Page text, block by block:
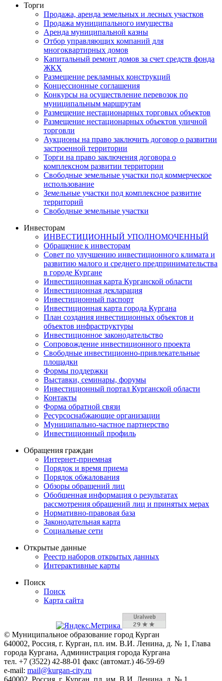
Торги
Продажа, аренда земельных и лесных участков
Продажа муниципального имущества
Аренда муниципальной казны
Отбор управляющих компаний для
многоквартирных домов
Капитальный ремонт домов за счет средств фонда
ЖКХ
Размещение рекламных конструкций
Концессионные соглашения
Конкурсы на осуществление перевозок по
муниципальным маршрутам
Размещение нестационарных торговых объектов
Размещение нестационарных объектов уличной
торговли
Аукционы на право заключить договор о развитии
застроенной территории
Торги на право заключения договора о
комплексном развитии территории
Свободные земельные участки под коммерческое
использование
Земельные участки под комплексное развитие
территорий
Свободные земельные участки
Инвесторам
ИНВЕСТИЦИОННЫЙ УПОЛНОМОЧЕННЫЙ
Обращение к инвесторам
Совет по улучшению инвестиционного климата и
развитию малого и среднего предпринимательства
в городе Кургане
Инвестиционная карта Курганской области
Инвестиционная декларация
Инвестиционный паспорт
Инвестиционная карта города Кургана
План создания инвестиционных объектов и
объектов инфраструктуры
Инвестиционное законодательство
Сопровождение инвестиционного проекта
Свободные инвестиционно-привлекательные
площадки
Формы поддержки
Выставки, семинары, форумы
Инвестиционный портал Курганской области
Контакты
Форма обратной связи
Ресурсоснабжающие организации
Муниципально-частное партнерство
Инвестиционный профиль
Обращения граждан
Интернет-приемная
Порядок и время приема
Порядок обжалования
Обзоры обращений лиц
Обобщенная информация о результатах
рассмотрения обращений лиц и принятых мерах
Нормативно-правовая база
Законодательная карта
Социальные сети
Открытые данные
Реестр наборов открытых данных
Интерактивные карты
Поиск
Поиск
Карта сайта
© Муниципальное образование город Курган
640002, Россия, г. Курган, пл. им. В.И. Ленина, д. № 1, Глава
города Кургана, Администрация города Кургана
тел. +7 (3522) 42-88-01 факс (автомат.) 46-59-69
e-mail: mail@kurgan-city.ru
640002, Россия, г. Курган, пл. им. В.И. Ленина, д. № 1,